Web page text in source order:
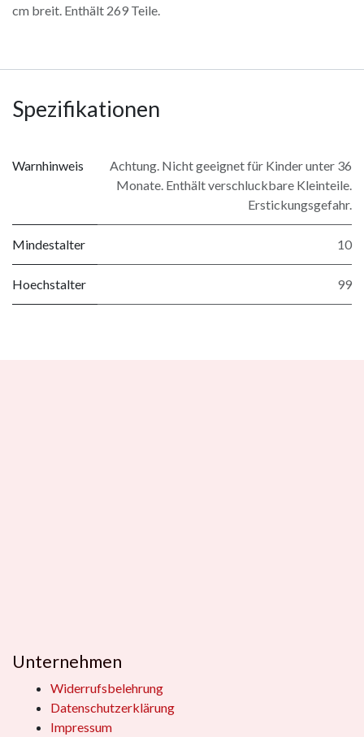
cm breit. Enthält 269 Teile.
Spezifikationen
Warnhinweis
Achtung. Nicht geeignet für Kinder unter 36
Monate. Enthält verschluckbare Kleinteile.
Erstickungsgefahr.
Mindestalter 10
Hoechstalter 99
Unternehmen
Widerrufsbelehrung
Datenschutzerklärung
Impressum